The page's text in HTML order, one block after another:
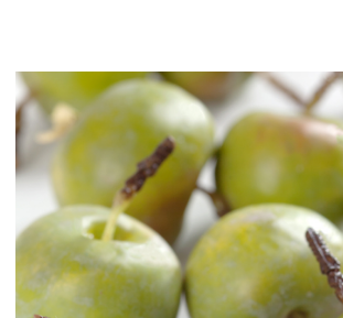
Товары с 3D-моделями
Готовые решения от Treez
Алфавитный указатель